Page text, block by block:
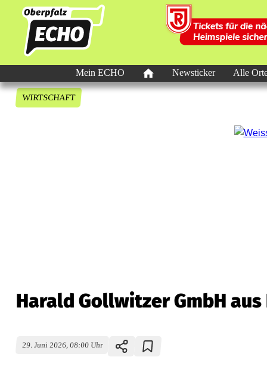
Mein ECHO Newsticker Alle
WIRTSCHAFT
Harald Gollwitzer GmbH
29. Juni 2026, 08:00 Uhr